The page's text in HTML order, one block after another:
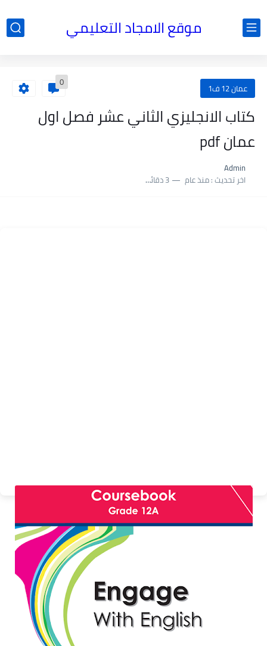
موقع الامجاد التعليمي
عمان 12 ف1 0
كتاب الانجليزي الثاني عشر فصل اول
عمان pdf
Admin
اخر تحديث :منذ عام 3 دقائق للقراءة